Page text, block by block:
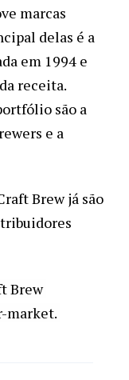
marcas
delas é a
em 1994 e
receita.
são a
e a
Brew já são
Brew
market.